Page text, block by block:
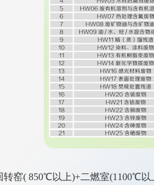
窑( 850℃以上)+二燃室(1100℃以